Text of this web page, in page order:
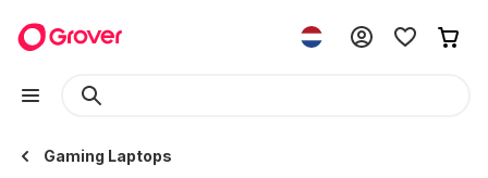
Gaming Laptops